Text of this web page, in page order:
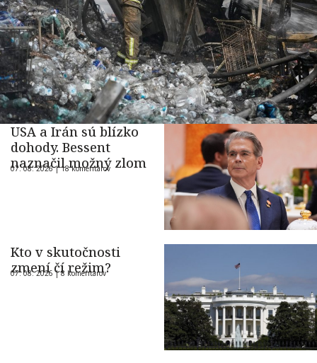
USA a Irán sú blízko
dohody. Bessent
naznačil možný zlom
07. 08. 2026 |18 komentárov
Kto v skutočnosti
zmení čí režim?
07. 08. 2026 |8 komentárov